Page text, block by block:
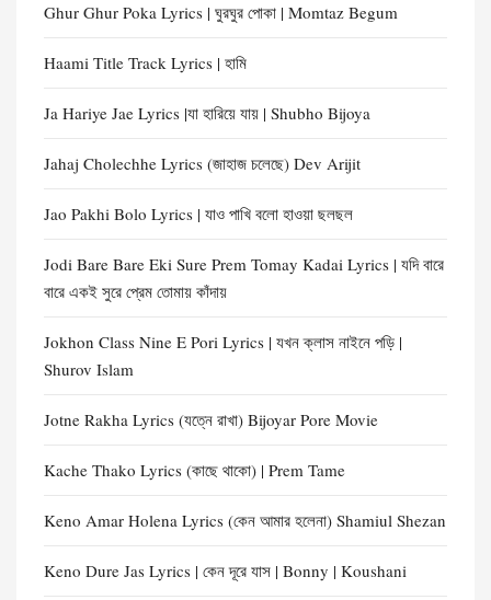
Ghur Ghur Poka Lyrics | ঘুরঘুর পোকা | Momtaz Begum
Haami Title Track Lyrics | হামি
Ja Hariye Jae Lyrics |যা হারিয়ে যায় | Shubho Bijoya
Jahaj Cholechhe Lyrics (জাহাজ চলেছে) Dev Arijit
Jao Pakhi Bolo Lyrics | যাও পাখি বলো হাওয়া ছলছল
Jodi Bare Bare Eki Sure Prem Tomay Kadai Lyrics | যদি বারে
বারে একই সুরে প্রেম তোমায় কাঁদায়
Jokhon Class Nine E Pori Lyrics | যখন ক্লাস নাইনে পড়ি |
Shurov Islam
Jotne Rakha Lyrics (যত্নে রাখা) Bijoyar Pore Movie
Kache Thako Lyrics (কাছে থাকো) | Prem Tame
Keno Amar Holena Lyrics (কেন আমার হলেনা) Shamiul Shezan
Keno Dure Jas Lyrics | কেন দূরে যাস | Bonny | Koushani